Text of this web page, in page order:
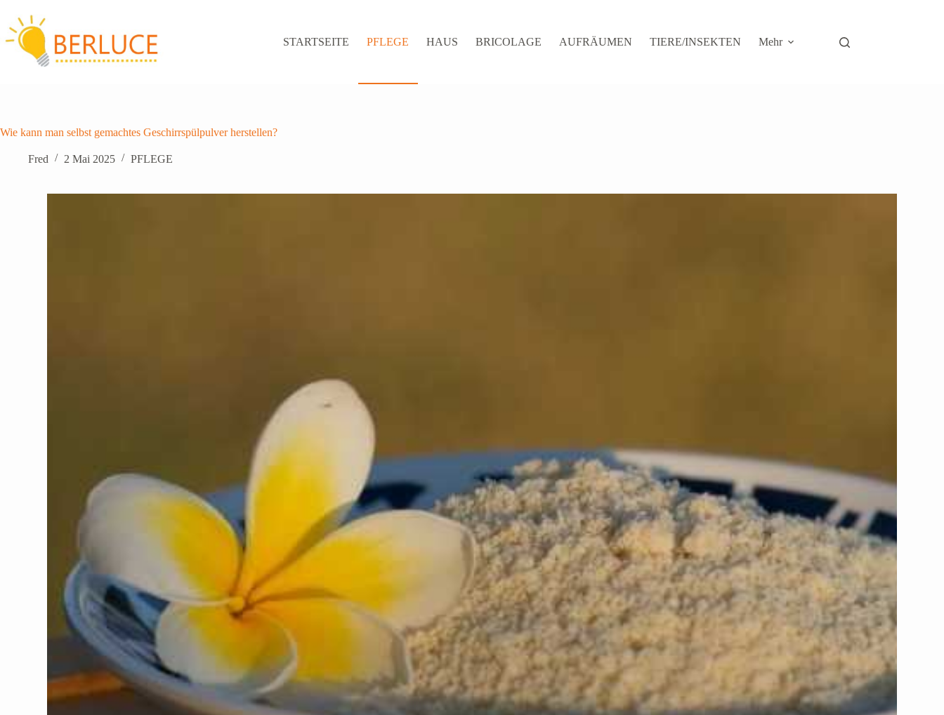
Inhalt
springen
STARTSEITE
PFLEGE HAUS BRICOLAGE AUFRÄUMEN TIERE/INSEKTEN Mehr
Wie kann man selbst gemachtes Geschirrspülpulver herstellen?
Fred 2 Mai 2025 PFLEGE